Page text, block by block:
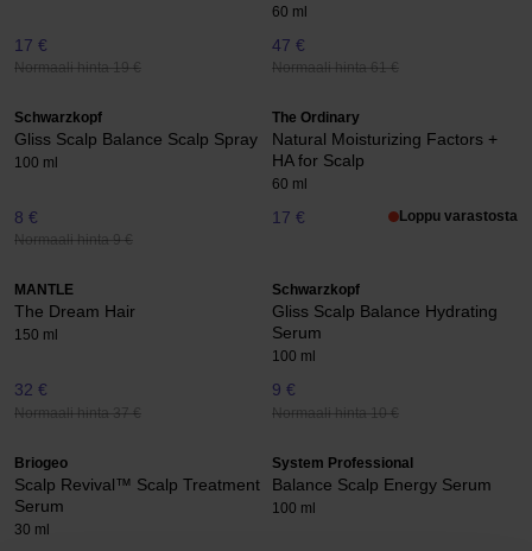
17 €
Normaali hinta 19 €
60 ml
47 €
Normaali hinta 61 €
Schwarzkopf
Gliss Scalp Balance Scalp Spray
100 ml
8 €
Normaali hinta 9 €
The Ordinary
Natural Moisturizing Factors +
HA for Scalp
60 ml
17 € Loppu varastosta
MANTLE
The Dream Hair
150 ml
32 €
Normaali hinta 37 €
Schwarzkopf
Gliss Scalp Balance Hydrating
Serum
100 ml
9 €
Normaali hinta 10 €
Briogeo
Scalp Revival™ Scalp Treatment
Serum
30 ml
System Professional
Balance Scalp Energy Serum
100 ml